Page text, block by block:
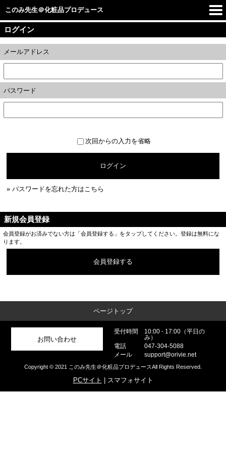
このみ先生＠化粧品プロデュース
ログイン
メールアドレス
パスワード
次回からの入力を省略
ログイン
» パスワードを忘れた方はこちら
新規会員登録
会員登録がお済みでない方は「会員登録する」をタップしてください。登録は無料にな
ります。
会員登録する
ページトップ
お問い合わせ
受付時間
10:00 - 17:00（平日の
み）
電話
047-304-5088
メール
support@orivie.net
Copyright © 2021 このみ先生＠化粧品プロデュースAll Rights Reserved.
PCサイト | スマフォサイト